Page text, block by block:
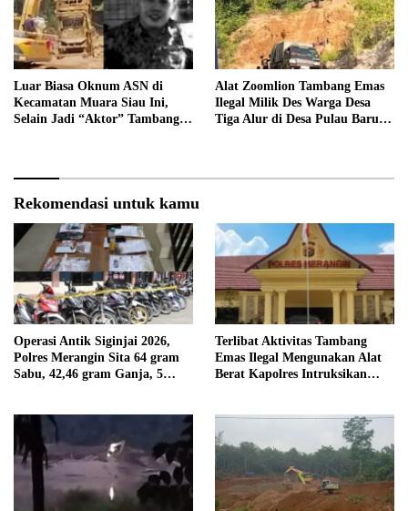
Luar Biasa Oknum ASN di
Kecamatan Muara Siau Ini,
Selain Jadi “Aktor” Tambang
Alat Zoomlion Tambang Emas
Ilegal Milik Des Warga Desa
Tiga Alur di Desa Pulau Baru
Rekomendasi untuk kamu
Operasi Antik Siginjai 2026,
Polres Merangin Sita 64 gram
Sabu, 42,46 gram Ganja, 5
Terlibat Aktivitas Tambang
Emas Ilegal Mengunakan Alat
Berat Kapolres Intruksikan
Tanjung Mudo